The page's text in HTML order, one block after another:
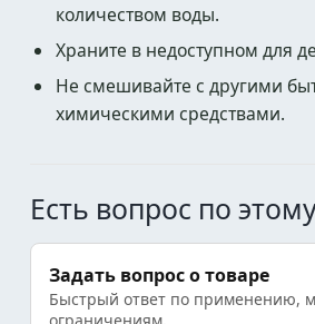
количеством воды.
Храните в недоступном для
Не смешивайте с другими
химическими средствами.
Есть вопрос по
Задать вопрос о товаре
Быстрый ответ по применению,